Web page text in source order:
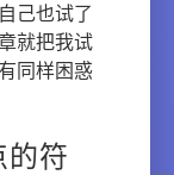
己也试了
就把我试
同样困惑
的符